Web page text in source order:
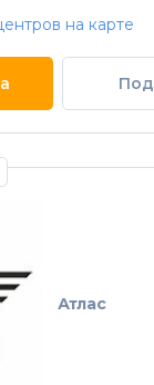
на карте
Атлас